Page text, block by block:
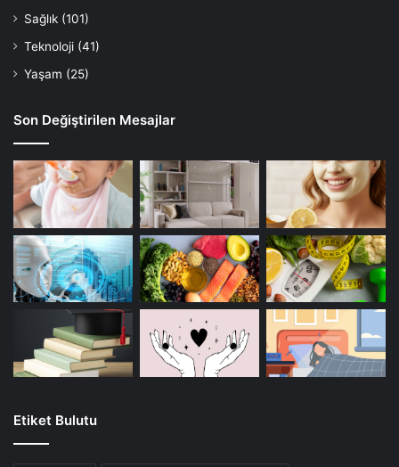
Sağlık (101)
Teknoloji (41)
Yaşam (25)
Son Değiştirilen Mesajlar
Etiket Bulutu